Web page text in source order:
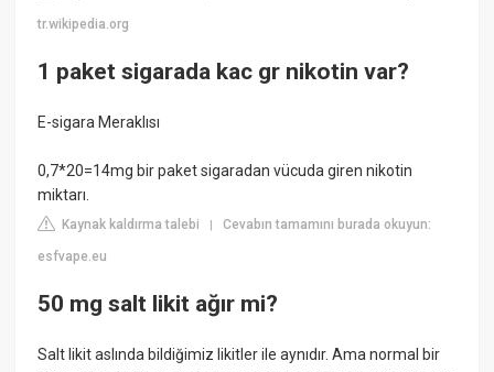
tr.wikipedia.org
1 paket sigarada kac gr nikotin var?
E-sigara Meraklısı
0,7*20=14mg bir paket sigaradan vücuda giren nikotin
miktarı.
Kaynak kaldırma talebi |Cevabın tamamını burada okuyun:
esfvape.eu
50 mg salt likit ağır mi?
Salt likit aslında bildiğimiz likitler ile aynıdır. Ama normal bir